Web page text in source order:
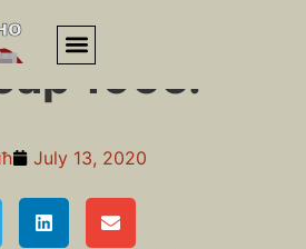
Септембар 1966. године
1966.
July 13, 2020